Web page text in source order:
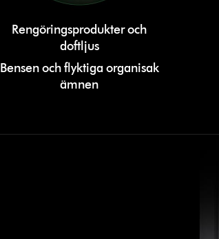
Rengöringsprodukter och
doftljus
Bensen och flyktiga organisak
ämnen